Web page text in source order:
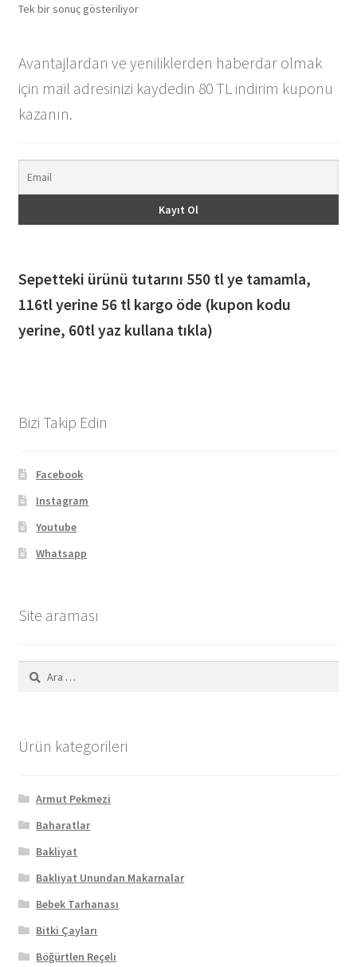
Tek bir sonuç gösteriliyor
Avantajlardan ve yeniliklerden haberdar olmak
için mail adresinizi kaydedin 80 TL indirim kuponu
kazanın.
Sepetteki ürünü tutarını 550 tl ye tamamla,
116tl yerine 56 tl kargo öde (kupon kodu
yerine, 60tl yaz kullana tıkla)
Bizi Takip Edin
Facebook
Instagram
Youtube
Whatsapp
Site araması
Arama:
Ürün kategorileri
Armut Pekmezi
Baharatlar
Bakliyat
Bakliyat Unundan Makarnalar
Bebek Tarhanası
Bitki Çayları
Böğürtlen Reçeli